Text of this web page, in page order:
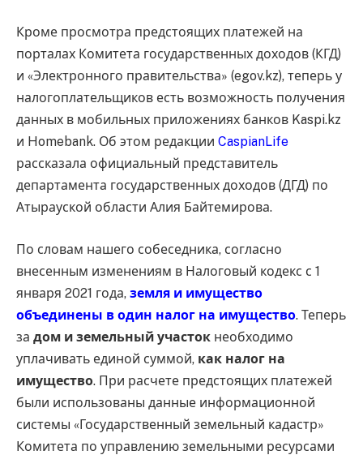
Кроме просмотра предстоящих платежей на
порталах Комитета государственных доходов (КГД)
и «Электронного правительства» (egov.kz), теперь у
налогоплательщиков есть возможность получения
данных в мобильных приложениях банков Kaspi.kz
и Homebank. Об этом редакции CaspianLife
рассказала официальный представитель
департамента государственных доходов (ДГД) по
Атырауской области Алия Байтемирова.
По словам нашего собеседника, согласно
внесенным изменениям в Налоговый кодекс с 1
января 2021 года, земля и имущество
объединены в один налог на имущество. Теперь
за дом и земельный участок необходимо
уплачивать единой суммой, как налог на
имущество. При расчете предстоящих платежей
были использованы данные информационной
системы «Государственный земельный кадастр»
Комитета по управлению земельными ресурсами